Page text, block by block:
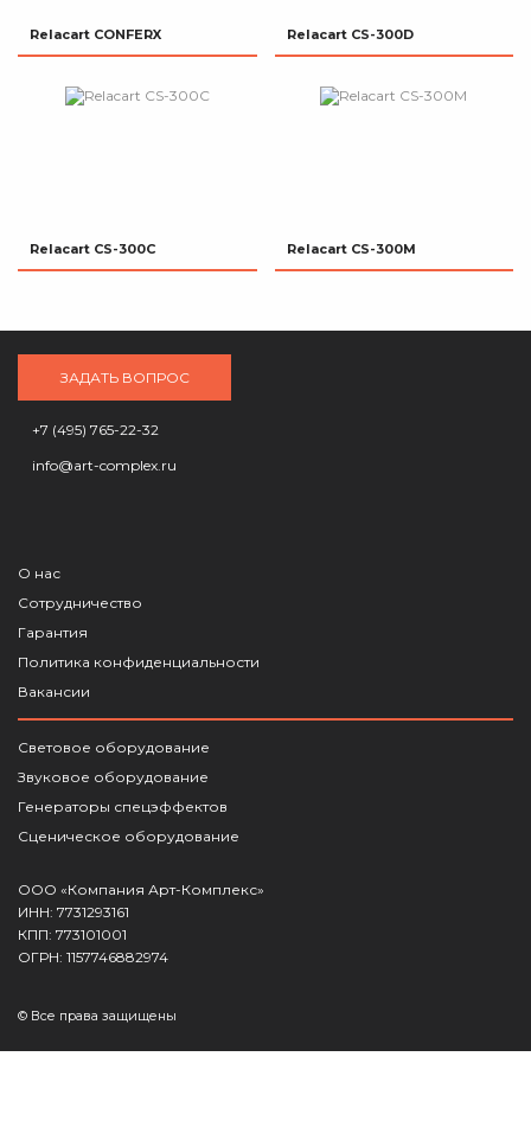
Relacart CONFERX Relacart CS-300D
Relacart CS-300C Relacart CS-300M
ЗАДАТЬ ВОПРОС
+7 (495) 765-22-32
info@art-complex.ru
О нас
Сотрудничество
Гарантия
Политика конфиденциальности
Вакансии
Световое оборудование
Звуковое оборудование
Генераторы спецэффектов
Сценическое оборудование
ООО «Компания Арт-Комплекс»
ИНН: 7731293161
КПП: 773101001
ОГРН: 1157746882974
© Все права защищены